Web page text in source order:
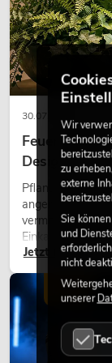
30.07.2026
Design
Pflanzen
angenehme
vermitteln
Einkaufszentren,
eine
modernen
Jetzt lesen
LICHT
Wir
zu
externe
Sie
und
nicht
unserer